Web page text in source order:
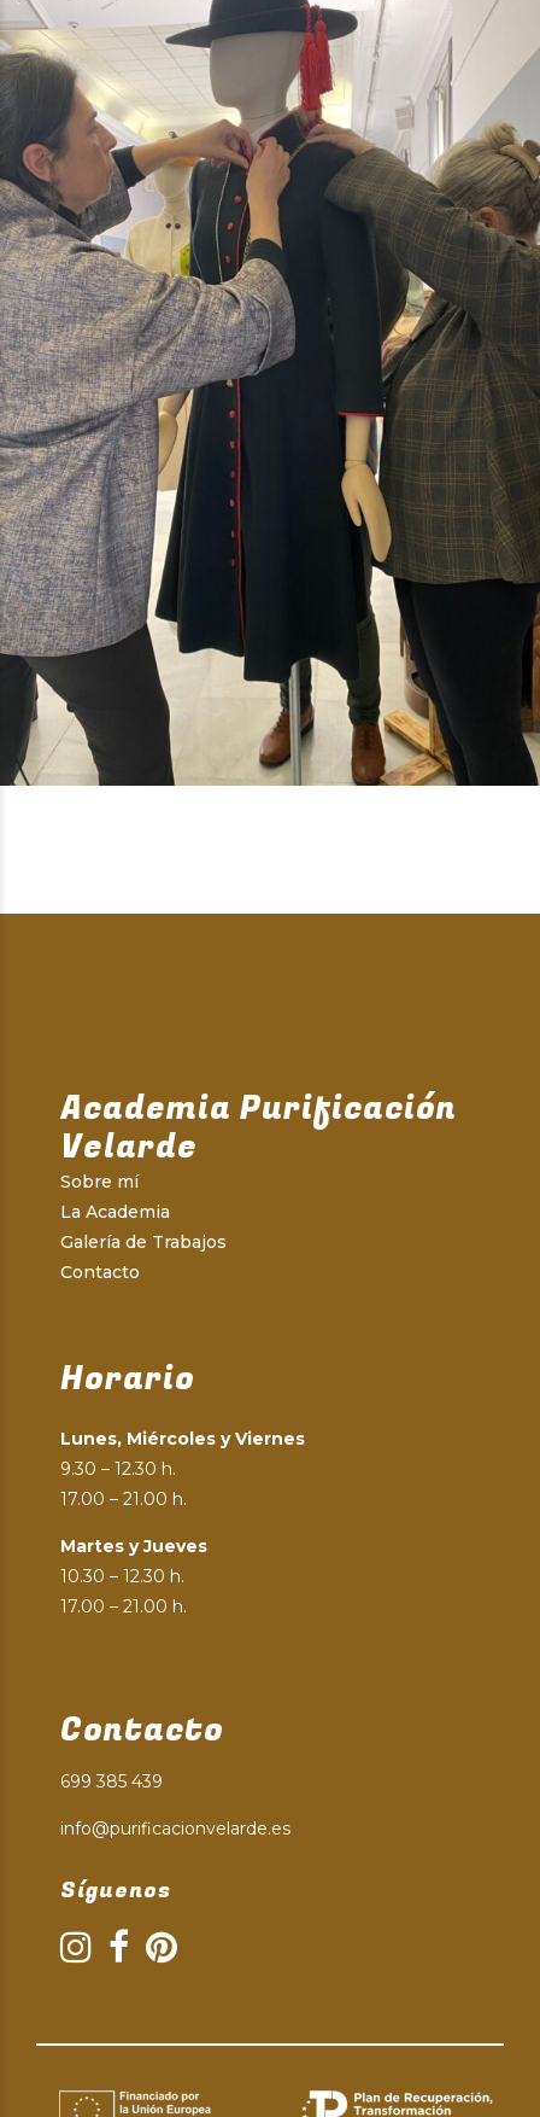
Academia Purificación
Velarde
Sobre mí
La Academia
Galería de Trabajos
Contacto
Horario
Lunes, Miércoles y Viernes
9.30 – 12.30 h.
17.00 – 21.00 h.
Martes y Jueves
10.30 – 12.30 h.
17.00 – 21.00 h.
Contacto
699 385 439
info@purificacionvelarde.es
Síguenos